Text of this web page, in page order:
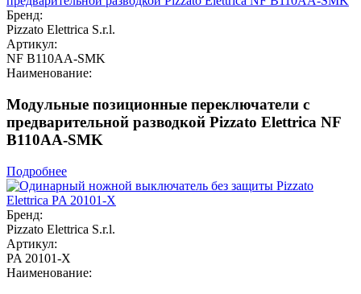
Бренд:
Pizzato Elettrica S.r.l.
Артикул:
NF B110AA-SMK
Наименование:
Модульные позиционные переключатели с
предварительной разводкой Pizzato Elettrica NF
B110AA-SMK
Подробнее
Бренд:
Pizzato Elettrica S.r.l.
Артикул:
PA 20101-X
Наименование: